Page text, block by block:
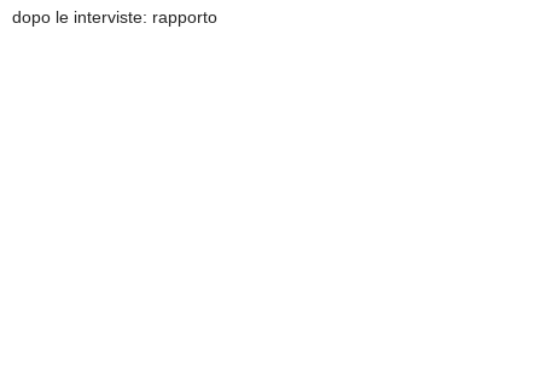
dopo le interviste: rapporto